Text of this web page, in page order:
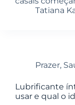
Tatiana
Prazer,
Lubrificante
usar e qual o